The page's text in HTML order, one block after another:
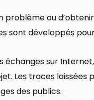
ou
sont développés
échanges sur
Les traces laissées
des publics.